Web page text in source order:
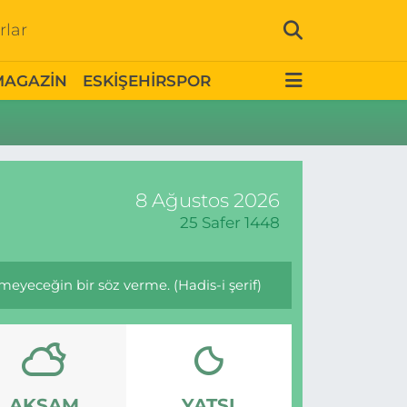
ESKİŞEHİRSPOR
8 Ağustos 2026
25 Safer 1448
bir söz verme. (Hadis-i şerif)